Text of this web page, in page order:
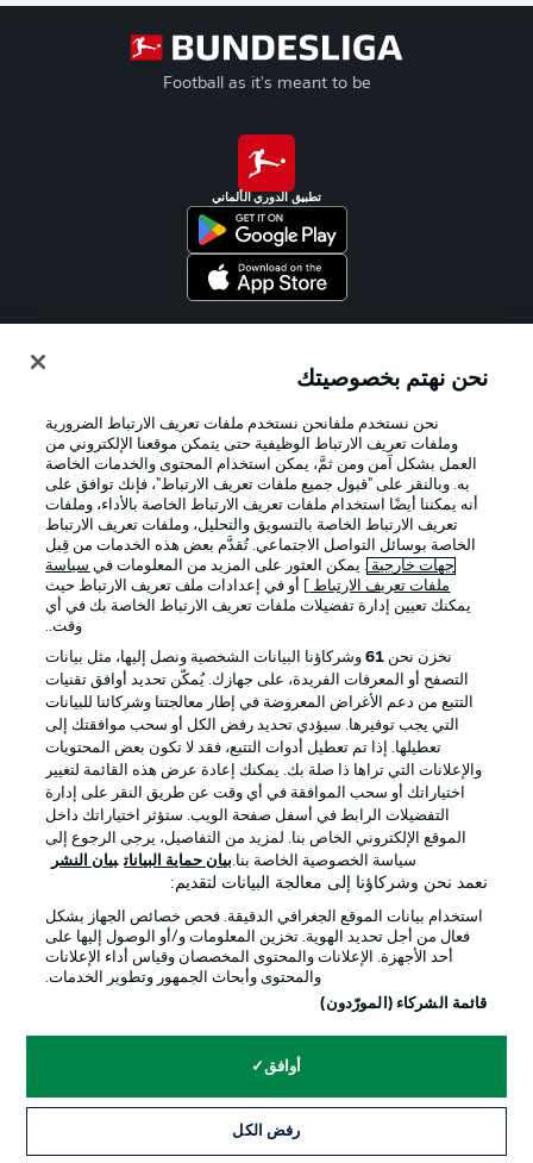
Football as it's meant to be
تطبيق الدوري الألماني
الإعلانات الإخطارات القانونية
شروط الاستخدام القنوات الناقلة
الوظائف جهة النشر
تواصل معنا اللاعبون
© 2026 Bundesliga-Gruppe GmbH
وضع شاشة العرض
نحن نهتم بخصوصيتك
نحن نستخدم ملفانحن نستخدم ملفات تعريف الارتباط الضرورية
وملفات تعريف الارتباط الوظيفية حتى يتمكن موقعنا الإلكتروني من
العمل بشكل آمن ومن ثمَّ، يمكن استخدام المحتوى والخدمات الخاصة
به. وبالنقر على "قبول جميع ملفات تعريف الارتباط"، فإنك توافق على
أنه يمكننا أيضًا استخدام ملفات تعريف الارتباط الخاصة بالأداء، وملفات
تعريف الارتباط الخاصة بالتسويق والتحليل، وملفات تعريف الارتباط
الخاصة بوسائل التواصل الاجتماعي. تُقدَّم بعض هذه الخدمات من قِبل
جهات خارجية . يمكن العثور على المزيد من المعلومات في سياسة
ملفات تعريف الارتباط
] أو في إعدادات ملف تعريف الارتباط حيث
يمكنك تعيين إدارة تفضيلات ملفات تعريف الارتباط الخاصة بك في أي
وقت..
نخزن نحن 61وشركاؤنا البيانات الشخصية ونصل إليها، مثل بيانات
التصفح أو المعرفات الفريدة، على جهازك. يُمكّن تحديد أوافق تقنيات
التتبع من دعم الأغراض المعروضة في إطار معالجتنا وشركائنا للبيانات
التي يجب توفيرها. سيؤدي تحديد رفض الكل أو سحب موافقتك إلى
تعطيلها. إذا تم تعطيل أدوات التتبع، فقد لا تكون بعض المحتويات
والإعلانات التي تراها ذا صلة بك. يمكنك إعادة عرض هذه القائمة لتغيير
اختياراتك أو سحب الموافقة في أي وقت عن طريق النقر على إدارة
التفضيلات الرابط في أسفل صفحة الويب. ستؤثر اختياراتك داخل
الموقع الإلكتروني الخاص بنا. لمزيد من التفاصيل، يرجى الرجوع إلى
سياسة الخصوصية الخاصة بنا.بيان حماية البيانات بيان النشر
نعمد نحن وشركاؤنا إلى معالجة البيانات لتقديم:
استخدام بيانات الموقع الجغرافي الدقيقة. فحص خصائص الجهاز بشكل
فعال من أجل تحديد الهوية. تخزين المعلومات و/أو الوصول إليها على
أحد الأجهزة. الإعلانات والمحتوى المخصصان وقياس أداء الإعلانات
والمحتوى وأبحاث الجمهور وتطوير الخدمات.
قائمة الشركاء (المورّدون)
أوافق
رفض الكل